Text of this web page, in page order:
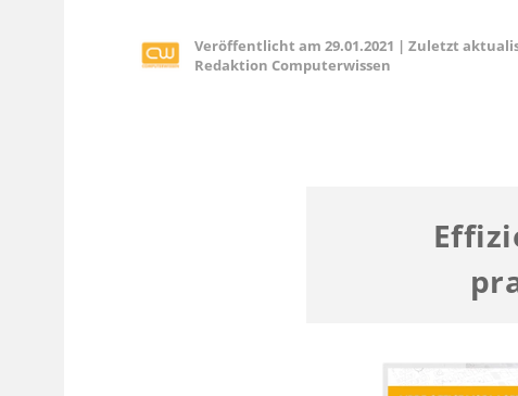
Veröffentlicht am 29.01.2021 | Zuletzt
Redaktion Computerwissen